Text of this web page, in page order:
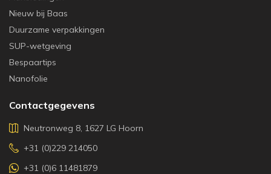
Nieuw bij Baas
Duurzame verpakkingen
SUP-wetgeving
Bespaartips
Nanofolie
Contactgegevens
Neutronweg 8, 1627 LG Hoorn
+31 (0)229 214050
+31 (0)6 11481879